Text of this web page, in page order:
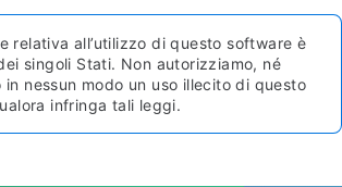
relativa all’utilizzo di questo software è
singoli Stati. Non autorizziamo, né
nessun modo un uso illecito di questo
infringa tali leggi.